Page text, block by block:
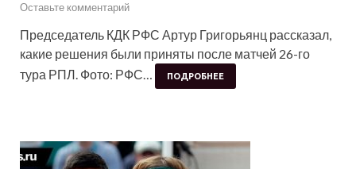
Оставьте комментарий
Председатель КДК РФС Артур Григорьянц рассказал,
какие решения были приняты после матчей 26-го
тура РПЛ. Фото: РФС…
ПОДРОБНЕЕ